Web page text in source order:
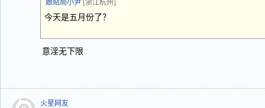
跟贴局小尹 [浙江杭州]
今天是五月份了？
意淫无下限
火星网友